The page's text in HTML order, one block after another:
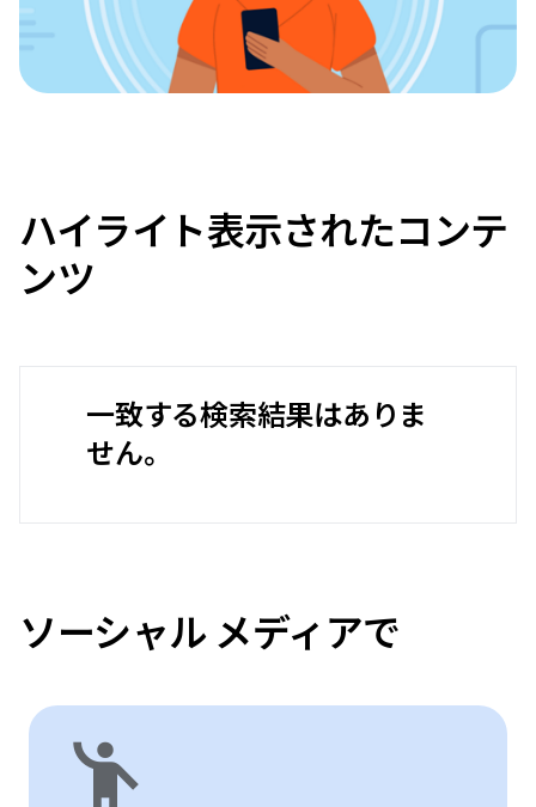
ハイライト表示されたコンテ
ンツ
一致する検索結果はありま
せん。
ソーシャル メディアで
emoji_people